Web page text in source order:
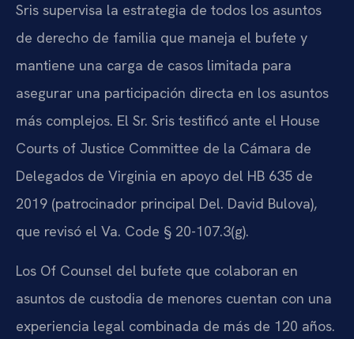
Sris supervisa la estrategia de todos los asuntos
de derecho de familia que maneja el bufete y
mantiene una carga de casos limitada para
asegurar una participación directa en los asuntos
más complejos. El Sr. Sris testificó ante el House
Courts of Justice Committee de la Cámara de
Delegados de Virginia en apoyo del HB 635 de
2019 (patrocinador principal Del. David Bulova),
que revisó el Va. Code § 20-107.3(g).
Los Of Counsel del bufete que colaboran en
asuntos de custodia de menores cuentan con una
experiencia legal combinada de más de 120 años.